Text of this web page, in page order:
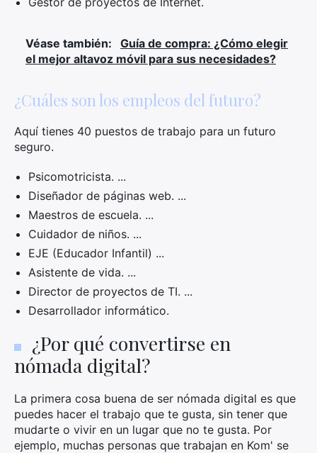
Véase también:
Guía de compra: ¿Cómo elegir
el mejor altavoz móvil para sus necesidades?
¿Cuáles son los empleos del futuro?
Aquí tienes 40 puestos de trabajo para un futuro
seguro.
Psicomotricista. ...
Diseñador de páginas web. ...
Maestros de escuela. ...
Cuidador de niños. ...
EJE (Educador Infantil) ...
Asistente de vida. ...
Director de proyectos de TI. ...
Desarrollador informático.
¿Por qué convertirse en
nómada digital?
La primera cosa buena de ser nómada digital es que
puedes hacer el trabajo que te gusta, sin tener que
mudarte o vivir en un lugar que no te gusta. Por
ejemplo, muchas personas que trabajan en Kom' se